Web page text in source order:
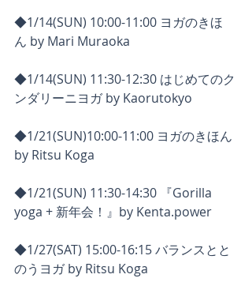
◆1/14(SUN) 10:00-11:00 ヨガのきほ
ん by Mari Muraoka
◆1/14(SUN) 11:30-12:30 はじめてのク
ンダリーニヨガ by Kaorutokyo
◆1/21(SUN)10:00-11:00 ヨガのきほん
by Ritsu Koga
◆1/21(SUN) 11:30-14:30 『Gorilla
yoga + 新年会！』by Kenta.power
◆1/27(SAT) 15:00-16:15 バランスとと
のうヨガ by Ritsu Koga